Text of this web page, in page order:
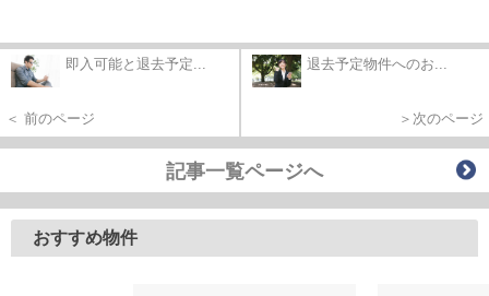
即入可能と退去予定...
＜ 前のページ
退去予定物件へのお...
＞次のページ
記事一覧ページへ
おすすめ物件